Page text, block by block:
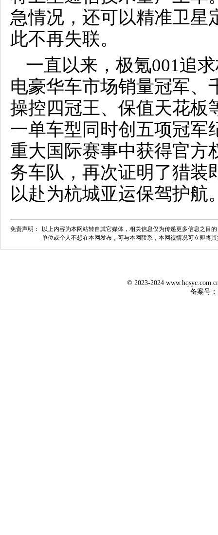
急情况，还可以精准卫星
此不再失联。
一直以来，极氪001追
电豪华车市场销量冠军、
操控四冠王、保值天花板
一单车型同时创五项冠军
重大国际赛事中获得官方
务车队，再次证明了猎装
以赴为杭城亚运保驾护航
免责声明：
以上内容为本网站转自其它媒体，相关信息仅为传递更多信息之目
单位或个人不想在本网发布，可与本网联系，本网视情况可立即将
© 2023-2024
备案号：